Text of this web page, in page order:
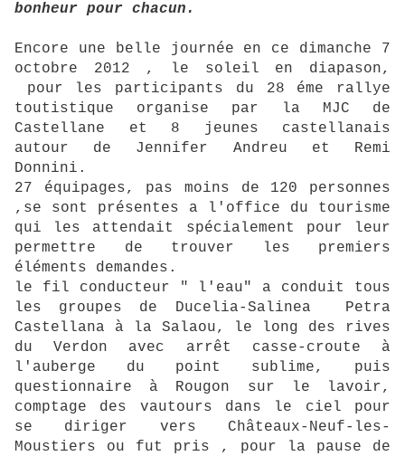
bonheur pour chacun.
Encore une belle journée en ce dimanche 7
octobre 2012 , le soleil en diapason,
pour les participants du 28 éme rallye
toutistique organise par la MJC de
Castellane et 8 jeunes castellanais
autour de Jennifer Andreu et Remi
Donnini.
27 équipages, pas moins de 120 personnes
,se sont présentes a l'office du tourisme
qui les attendait spécialement pour leur
permettre de trouver les premiers
éléments demandes.
le fil conducteur " l'eau" a conduit tous
les groupes de Ducelia-Salinea Petra
Castellana à la Salaou, le long des rives
du Verdon avec arrêt casse-croute à
l'auberge du point sublime, puis
questionnaire à Rougon sur le lavoir,
comptage des vautours dans le ciel pour
se diriger vers Châteaux-Neuf-les-
Moustiers ou fut pris , pour la pause de